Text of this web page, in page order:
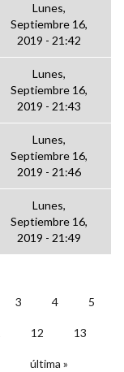
Lunes,
Septiembre 16,
2019 - 21:42
Lunes,
Septiembre 16,
2019 - 21:43
Lunes,
Septiembre 16,
2019 - 21:46
Lunes,
Septiembre 16,
2019 - 21:49
3 4 5
12 13
última »